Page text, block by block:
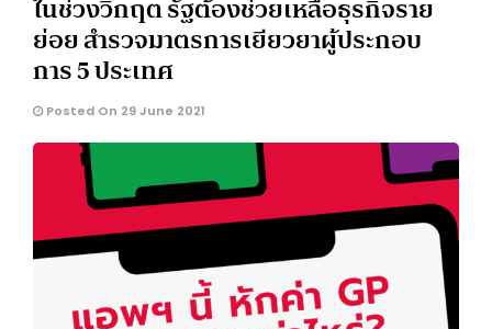
ย่อย สำรวจมาตรการเยียวยาผู้ประกอบ
การ 5 ประเทศ
Posted On 29 June 2021